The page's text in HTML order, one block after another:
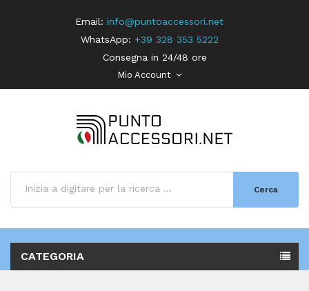
Email: info@puntoaccessori.net
WhatsApp: +39 328 353 5222
Consegna in 24/48 ore
Mio Account
Cerca
CATEGORIA